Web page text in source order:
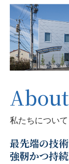
私たちについて
最先端の技
強靭かつ持